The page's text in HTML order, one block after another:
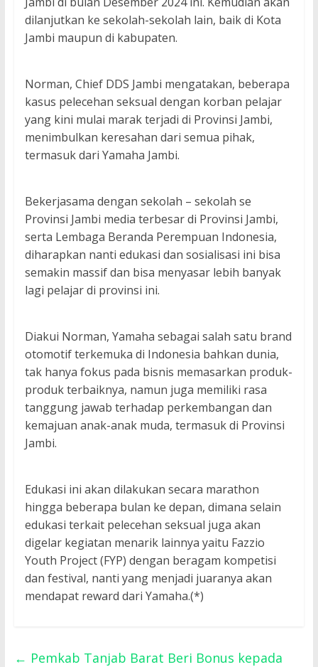
dilanjutkan ke sekolah-sekolah lain, baik di Kota
Jambi maupun di kabupaten.
Norman, Chief DDS Jambi mengatakan, beberapa
kasus pelecehan seksual dengan korban pelajar
yang kini mulai marak terjadi di Provinsi Jambi,
menimbulkan keresahan dari semua pihak,
termasuk dari Yamaha Jambi.
Bekerjasama dengan sekolah – sekolah se
Provinsi Jambi media terbesar di Provinsi Jambi,
serta Lembaga Beranda Perempuan Indonesia,
diharapkan nanti edukasi dan sosialisasi ini bisa
semakin massif dan bisa menyasar lebih banyak
lagi pelajar di provinsi ini.
Diakui Norman, Yamaha sebagai salah satu brand
otomotif terkemuka di Indonesia bahkan dunia,
tak hanya fokus pada bisnis memasarkan produk-
produk terbaiknya, namun juga memiliki rasa
tanggung jawab terhadap perkembangan dan
kemajuan anak-anak muda, termasuk di Provinsi
Jambi.
Edukasi ini akan dilakukan secara marathon
hingga beberapa bulan ke depan, dimana selain
edukasi terkait pelecehan seksual juga akan
digelar kegiatan menarik lainnya yaitu Fazzio
Youth Project (FYP) dengan beragam kompetisi
dan festival, nanti yang menjadi juaranya akan
mendapat reward dari Yamaha.(*)
← Pemkab Tanjab Barat Beri Bonus kepada